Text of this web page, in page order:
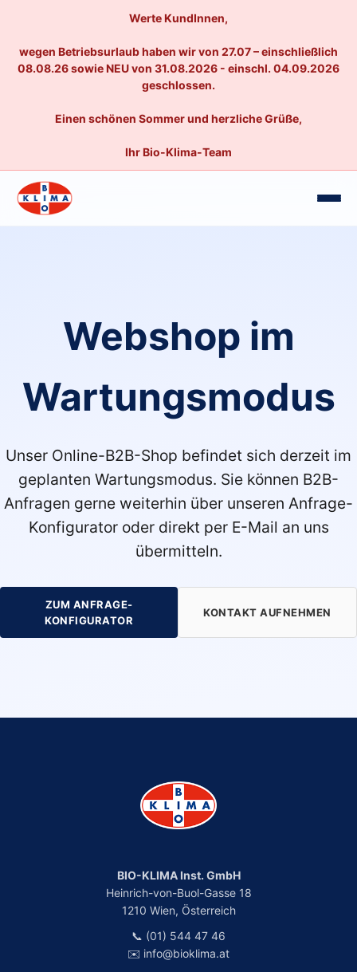
Werte KundInnen,
wegen Betriebsurlaub haben wir von 27.07 – einschließlich
08.08.26 sowie NEU von 31.08.2026 - einschl. 04.09.2026
geschlossen.
Einen schönen Sommer und herzliche Grüße,
Ihr Bio-Klima-Team
Webshop im
Wartungsmodus
Unser Online-B2B-Shop befindet sich derzeit im
geplanten Wartungsmodus. Sie können B2B-
Anfragen gerne weiterhin über unseren Anfrage-
Konfigurator oder direkt per E-Mail an uns
übermitteln.
ZUM ANFRAGE-
KONFIGURATOR
KONTAKT AUFNEHMEN
BIO-KLIMA Inst. GmbH
Heinrich-von-Buol-Gasse 18
1210 Wien, Österreich
📞 (01) 544 47 46
✉️ info@bioklima.at